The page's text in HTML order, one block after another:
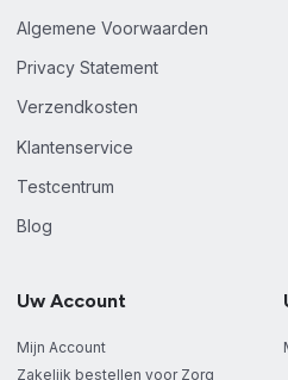
Algemene Voorwaarden
Privacy Statement
Verzendkosten
Klantenservice
Testcentrum
Blog
Uw Account
Mijn Account
Zakelijk bestellen voor Zorg